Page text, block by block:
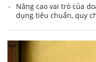
Nâng cao vai trò của
dụng tiêu chuẩn, quy